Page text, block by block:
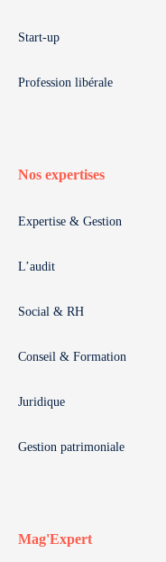
Start-up
Profession libérale
Nos expertises
Expertise & Gestion
L’audit
Social & RH
Conseil & Formation
Juridique
Gestion patrimoniale
Mag'Expert